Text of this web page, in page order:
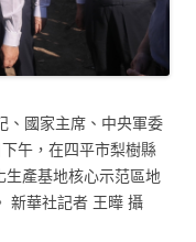
、國家主席、中央軍委
午，在四平市梨樹縣
產基地核心示范區地
新華社記者 王曄 攝